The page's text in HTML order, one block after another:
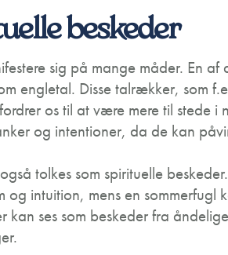
beskeder
sig på mange måder. En af
engletal. Disse talrækker, som
os til at være mere til stede i
og intentioner, da de kan
tolkes som spirituelle
intuition, mens en sommerfugl
kan ses som beskeder fra